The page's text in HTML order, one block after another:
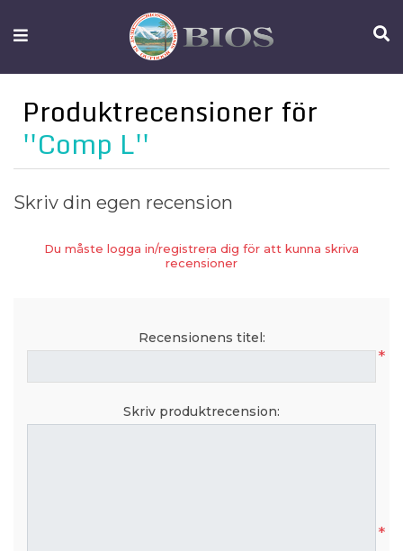
FISKEUTRUSTNING
OM
IFISH
KONTAKTA
OSS
Produktrecensioner för
Comp L
Skriv din egen recension
Du måste logga in/registrera dig för att kunna skriva
recensioner
Recensionens titel:
*
Skriv produktrecension:
*